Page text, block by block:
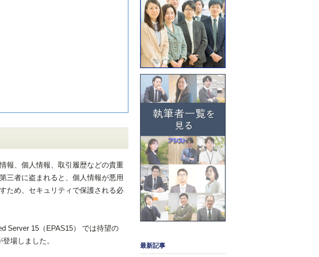
報、個人情報、取引履歴などの貴重
三者に盗まれると、個人情報が悪用
ため、セキュリティで保護される必
Server 15（EPAS15） では待望の
場しました。
最新記事